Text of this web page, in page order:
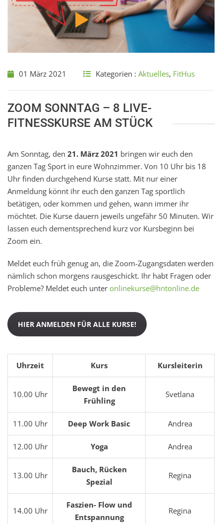
01 März 2021 Kategorien : Aktuelles, FitHus
ZOOM SONNTAG – 8 LIVE-
FITNESSKURSE AM STÜCK
Am Sonntag, den 21. März 2021 bringen wir euch den
ganzen Tag Sport in eure Wohnzimmer. Von 10 Uhr bis 18
Uhr finden durchgehend Kurse statt. Mit nur einer
Anmeldung könnt ihr euch den ganzen Tag sportlich
betätigen, oder kommen und gehen, wann immer ihr
möchtet. Die Kurse dauern jeweils ungefähr 50 Minuten. Wir
lassen euch dementsprechend kurz vor Kursbeginn bei
Zoom ein.
Meldet euch früh genug an, die Zoom-Zugangsdaten werden
nämlich schon morgens rausgeschickt. Ihr habt Fragen oder
Probleme? Meldet euch unter onlinekurse@hntonline.de
HIER ANMELDEN FÜR ALLE KURSE!
Uhrzeit Kurs Kursleiterin
10.00 Uhr
Bewegt in den
Frühling
Svetlana
11.00 Uhr Deep Work Basic Andrea
12.00 Uhr Yoga Andrea
13.00 Uhr
Bauch, Rücken
Spezial
Regina
14.00 Uhr
Faszien- Flow und
Entspannung
Regina